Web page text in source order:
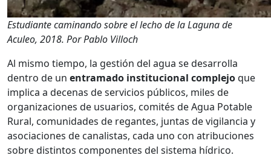
Estudiante caminando sobre el lecho de la Laguna de
Aculeo, 2018. Por Pablo Villoch
Al mismo tiempo, la gestión del agua se desarrolla
dentro de un entramado institucional complejoque
implica a decenas de servicios públicos, miles de
organizaciones de usuarios, comités de Agua Potable
Rural, comunidades de regantes, juntas de vigilancia y
asociaciones de canalistas, cada uno con atribuciones
sobre distintos componentes del sistema hídrico.